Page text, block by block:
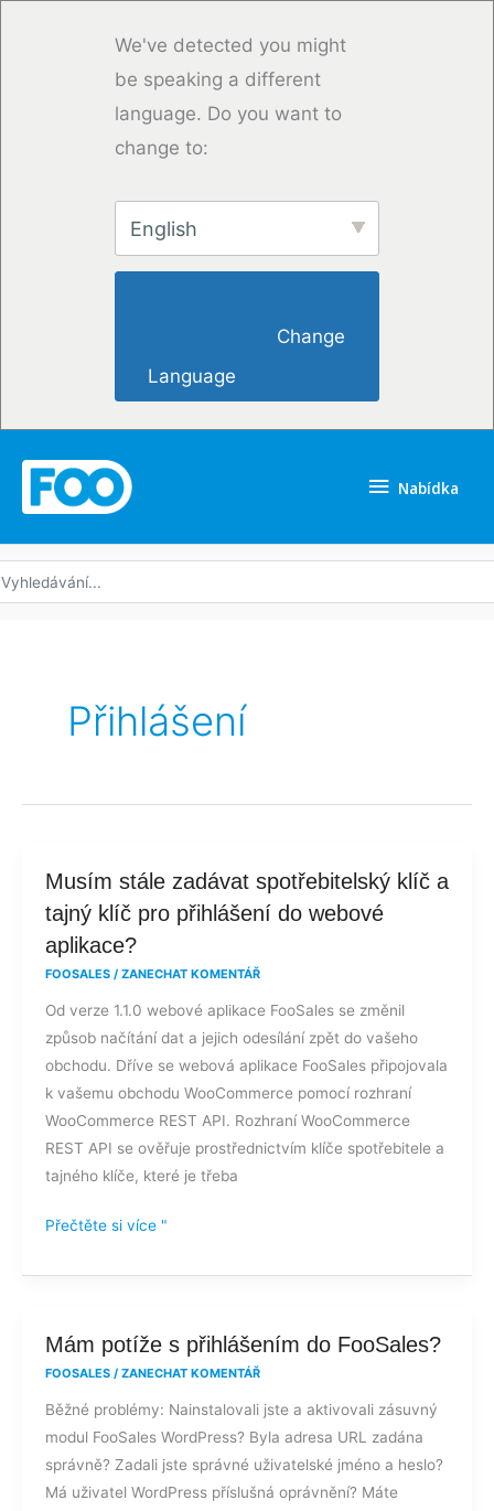
We've detected you might
be speaking a different
language. Do you want to
change to:
English
Language
Nabídka
Přihlášení
Musím stále zadávat spotřebitelský klíč a
tajný klíč pro přihlášení do webové
aplikace?
FOOSALES / ZANECHAT KOMENTÁŘ
Od verze 1.1.0 webové aplikace FooSales se změnil
způsob načítání dat a jejich odesílání zpět do vašeho
obchodu. Dříve se webová aplikace FooSales připojovala
k vašemu obchodu WooCommerce pomocí rozhraní
WooCommerce REST API. Rozhraní WooCommerce
REST API se ověřuje prostřednictvím klíče spotřebitele a
tajného klíče, které je třeba
Musím
stále
zadávat
spotřebitelský
a
tajný
klíč
pro
přihlášení
do
webové
Přečtěte si více "
Mám potíže s přihlášením do FooSales?
FOOSALES / ZANECHAT KOMENTÁŘ
Běžné problémy: Nainstalovali jste a aktivovali zásuvný
modul FooSales WordPress? Byla adresa URL zadána
správně? Zadali jste správné uživatelské jméno a heslo?
Má uživatel WordPress příslušná oprávnění? Máte
Mám
potíže
přihlášením
FooSales?